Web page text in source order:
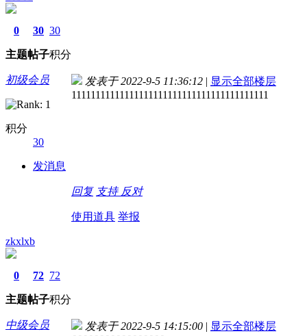
0
主题
30
帖子
30
积分
初级会员
积分
30
发消息
发表于 2022-9-5 11:36:12 | 显示全部楼层
11111111111111111111111111111111111111111
回复 支持 反对
使用道具 举报
zkxlxb
0
主题
72
帖子
72
积分
中级会员 发表于 2022-9-5 14:15:00 | 显示全部楼层